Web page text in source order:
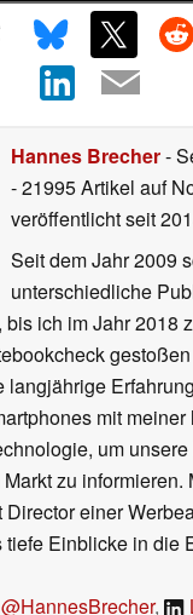
Hannes Brecher-
- 21995 Artikel auf
veröffentlichtseit
Seit dem Jahr 2009
unterschiedliche
bis ich im Jahr 2018
langjährige
mit
um
zu informieren.
einer
tiefe Einblicke in die
@HannesBrecher,